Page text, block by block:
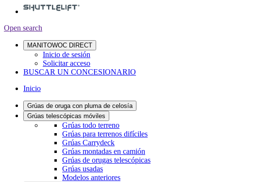
Open search
MANITOWOC DIRECT
Inicio de sesión
Solicitar acceso
BUSCAR UN CONCESIONARIO
Inicio
Grúas de oruga con pluma de celosía
Grúas telescópicas móviles
Grúas todo terreno
Grúas para terrenos difíciles
Grúas Carrydeck
Grúas montadas en camión
Grúas de orugas telescópicas
Grúas usadas
Modelos anteriores